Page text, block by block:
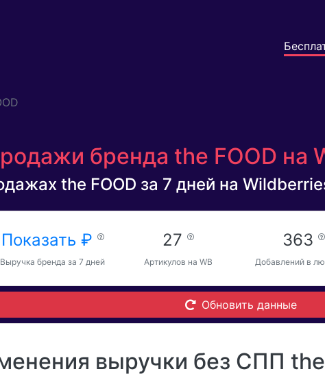
бренда the FOOD на
the FOOD за 7 дней на
Показать ₽
Выручка бренда за 7 дней
27
Артикулов на WB
363
Добавлений в
Обновить данные
выручки без СПП the